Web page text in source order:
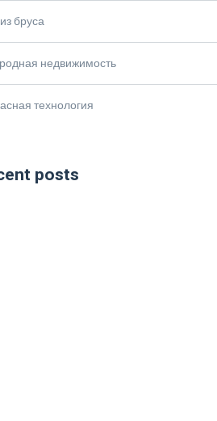
бруса
недвижимость
технология
posts